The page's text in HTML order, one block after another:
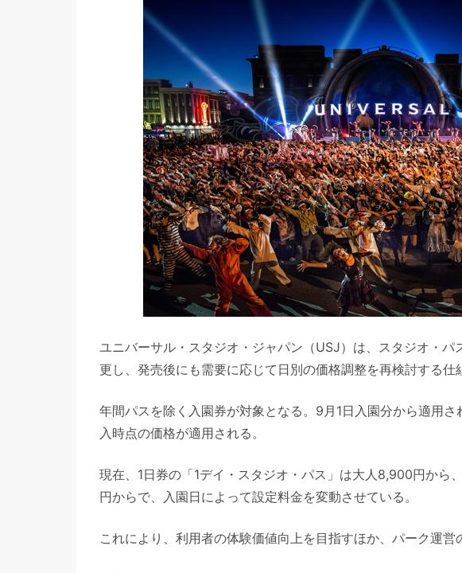
ユニバーサル・スタジオ・ジャパン（USJ）は、スタジオ・
更し、発売後にも需要に応じて日別の価格調整を再検討する仕
年間パスを除く入園券が対象となる。9月1日入園分から適用
入時点の価格が適用される。
現在、1日券の「1デイ・スタジオ・パス」は大人8,900円から
円からで、入園日によって設定料金を変動させている。
これにより、利用者の体験価値向上を目指すほか、パーク運営